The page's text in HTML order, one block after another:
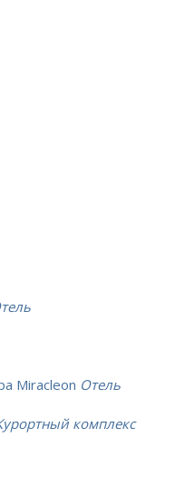
Miracleon Отель
комплекс